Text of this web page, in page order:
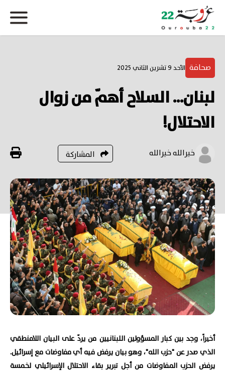
صحافة الأحد 9 تشرين الثاني 2025
لبنان... السلاح أهمّ من زوال
الاحتلال!
خيرالله خيرالله المشاركة
أخيراً، وجد بين كبار المسؤولين اللبنانيين من يردّ على البيان اللامنطقي
الذي صدر عن "حزب الله"، وهو بيان يرفض فيه أي مفاوضات مع إسرائيل.
يرفض الحزب المفاوضات من أجل تبرير بقاء الاحتلال الإسرائيلي لخمسة